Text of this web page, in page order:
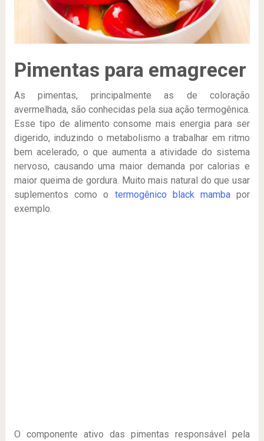
Pimentas para emagrecer
As pimentas, principalmente as de coloração
avermelhada, são conhecidas pela sua ação termogênica.
Esse tipo de alimento consome mais energia para ser
digerido, induzindo o metabolismo a trabalhar em ritmo
bem acelerado, o que aumenta a atividade do sistema
nervoso, causando uma maior demanda por calorias e
maior queima de gordura. Muito mais natural do que usar
suplementos como o termogênico black mambapor
exemplo.
O componente ativo das pimentas responsável pela